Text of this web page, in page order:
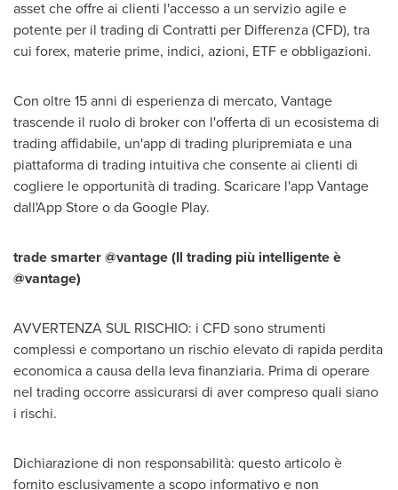
asset che offre ai clienti l'accesso a un servizio agile e
potente per il trading di Contratti per Differenza (CFD), tra
cui forex, materie prime, indici, azioni, ETF e obbligazioni.
Con oltre 15 anni di esperienza di mercato, Vantage
trascende il ruolo di broker con l'offerta di un ecosistema di
trading affidabile, un'app di trading pluripremiata e una
piattaforma di trading intuitiva che consente ai clienti di
cogliere le opportunità di trading. Scaricare l'app Vantage
dall'App Store o da Google Play.
trade smarter @vantage (Il trading più intelligente è
@vantage)
AVVERTENZA SUL RISCHIO: i CFD sono strumenti
complessi e comportano un rischio elevato di rapida perdita
economica a causa della leva finanziaria. Prima di operare
nel trading occorre assicurarsi di aver compreso quali siano
i rischi.
Dichiarazione di non responsabilità: questo articolo è
fornito esclusivamente a scopo informativo e non